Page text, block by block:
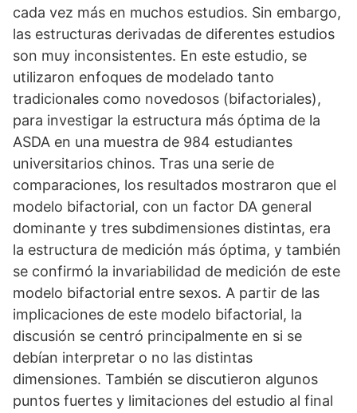
cada vez más en muchos estudios. Sin embargo,
las estructuras derivadas de diferentes estudios
son muy inconsistentes. En este estudio, se
utilizaron enfoques de modelado tanto
tradicionales como novedosos (bifactoriales),
para investigar la estructura más óptima de la
ASDA en una muestra de 984 estudiantes
universitarios chinos. Tras una serie de
comparaciones, los resultados mostraron que el
modelo bifactorial, con un factor DA general
dominante y tres subdimensiones distintas, era
la estructura de medición más óptima, y también
se confirmó la invariabilidad de medición de este
modelo bifactorial entre sexos. A partir de las
implicaciones de este modelo bifactorial, la
discusión se centró principalmente en si se
debían interpretar o no las distintas
dimensiones. También se discutieron algunos
puntos fuertes y limitaciones del estudio al final